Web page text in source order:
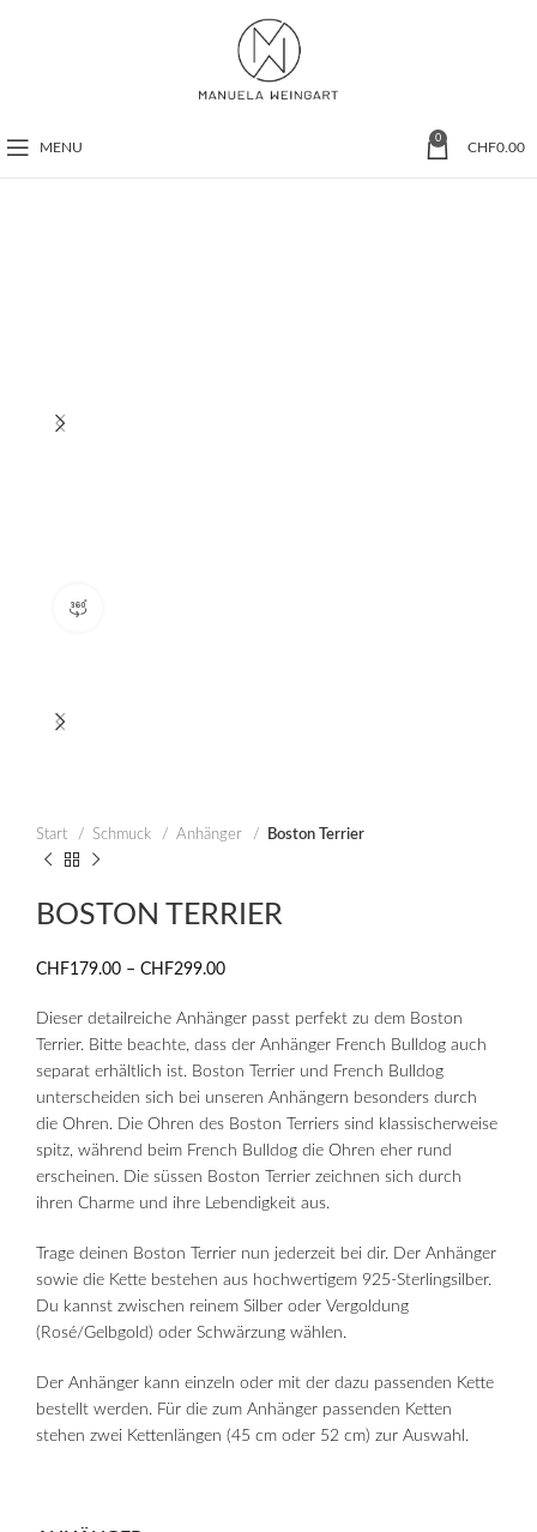
MENU
0
CHF0.00
Start Schmuck Anhänger Boston Terrier
BOSTON TERRIER
CHF179.00 – CHF299.00
Dieser detailreiche Anhänger passt perfekt zu dem Boston
Terrier. Bitte beachte, dass der Anhänger French Bulldog auch
separat erhältlich ist. Boston Terrier und French Bulldog
unterscheiden sich bei unseren Anhängern besonders durch
die Ohren. Die Ohren des Boston Terriers sind klassischerweise
spitz, während beim French Bulldog die Ohren eher rund
erscheinen. Die süssen Boston Terrier zeichnen sich durch
ihren Charme und ihre Lebendigkeit aus.
Trage deinen Boston Terrier nun jederzeit bei dir. Der Anhänger
sowie die Kette bestehen aus hochwertigem 925-Sterlingsilber.
Du kannst zwischen reinem Silber oder Vergoldung
(Rosé/Gelbgold) oder Schwärzung wählen.
Der Anhänger kann einzeln oder mit der dazu passenden Kette
bestellt werden. Für die zum Anhänger passenden Ketten
stehen zwei Kettenlängen (45 cm oder 52 cm) zur Auswahl.